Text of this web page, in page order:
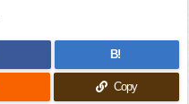
B!
Copy